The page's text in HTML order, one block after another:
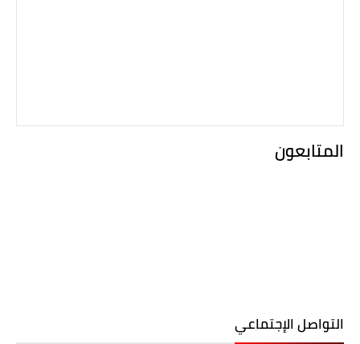
المتابعون
التواصل الإجتماعي